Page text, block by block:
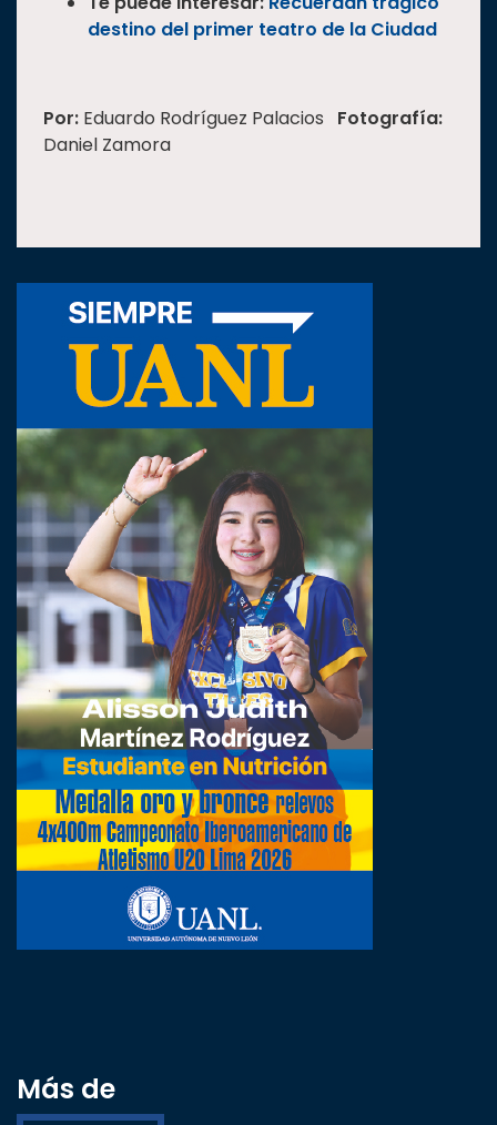
destino del primer teatro de la Ciudad
Por: Eduardo Rodríguez Palacios Fotografía:
Daniel Zamora
Más de